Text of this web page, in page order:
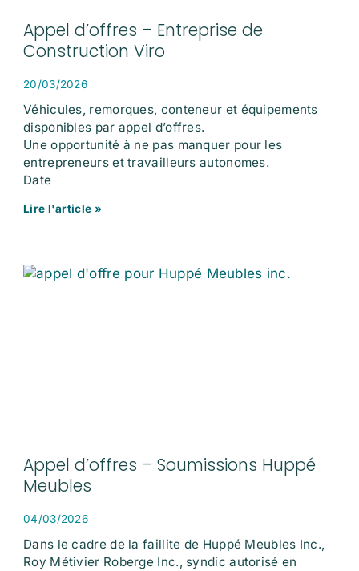
Appel d’offres – Entreprise de
Construction Viro
20/03/2026
Véhicules, remorques, conteneur et équipements
disponibles par appel d’offres.
Une opportunité à ne pas manquer pour les
entrepreneurs et travailleurs autonomes.
Date
Lire l'article »
Appel d’offres – Soumissions Huppé
Meubles
04/03/2026
Dans le cadre de la faillite de Huppé Meubles Inc.,
Roy Métivier Roberge Inc., syndic autorisé en